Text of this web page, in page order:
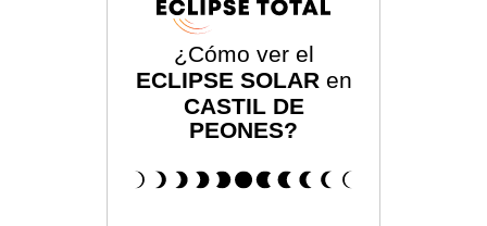
¿Cómo ver el
ECLIPSE SOLAR en
CASTIL DE
PEONES?